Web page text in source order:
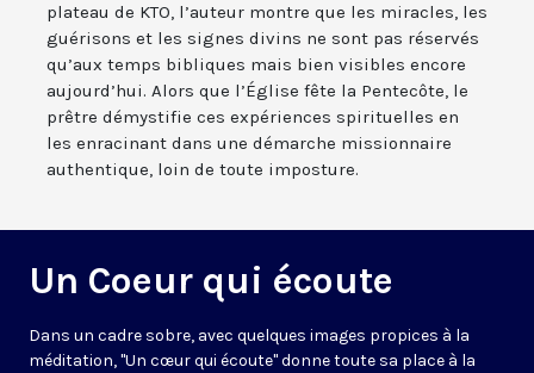
plateau de KTO, l’auteur montre que les miracles, les
guérisons et les signes divins ne sont pas réservés
qu’aux temps bibliques mais bien visibles encore
aujourd’hui. Alors que l’Église fête la Pentecôte, le
prêtre démystifie ces expériences spirituelles en
les enracinant dans une démarche missionnaire
authentique, loin de toute imposture.
Un Coeur qui écoute
Dans un cadre sobre, avec quelques images propices à la
méditation, "Un cœur qui écoute" donne toute sa place à la